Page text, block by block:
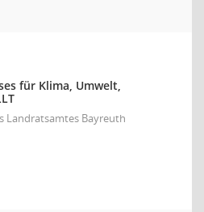
für Klima, Umwelt,
Landratsamtes Bayreuth